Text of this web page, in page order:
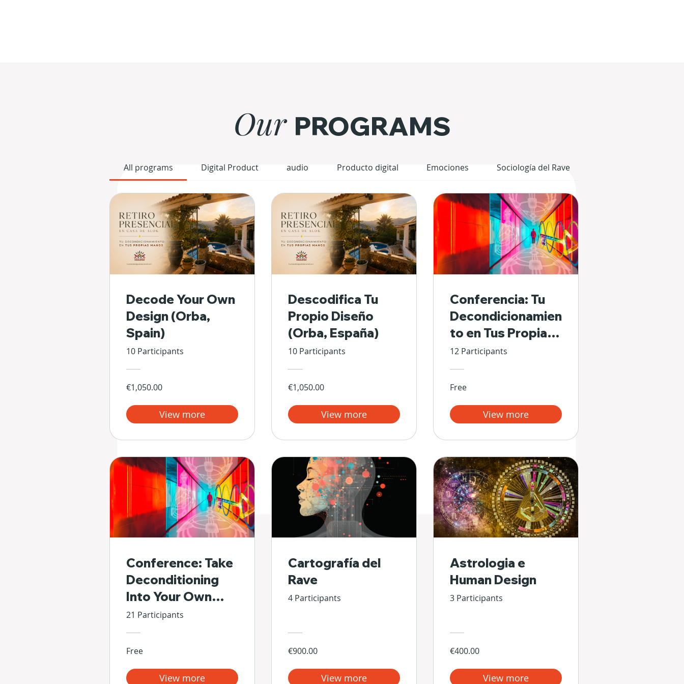
Our PROGRAMS
All programs Digital Product audio Producto digital Emociones Sociología del Rave
Decode Your Own
Design (Orba,
Spain)
10 Participants
€1,050.00
View more
Descodifica Tu
Propio Diseño
(Orba, España)
10 Participants
€1,050.00
View more
Conferencia: Tu
Decondicionamien
to en Tus Propias
Manos
12 Participants
Free
View more
Conference: Take
Deconditioning
Into Your Own
Hands
21 Participants
Free
View more
Cartografía del
Rave
4 Participants
€900.00
View more
Astrologia e
Human Design
3 Participants
€400.00
View more